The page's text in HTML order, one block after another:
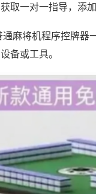
取一对一指导，添
麻将机程序控牌
备或工具。